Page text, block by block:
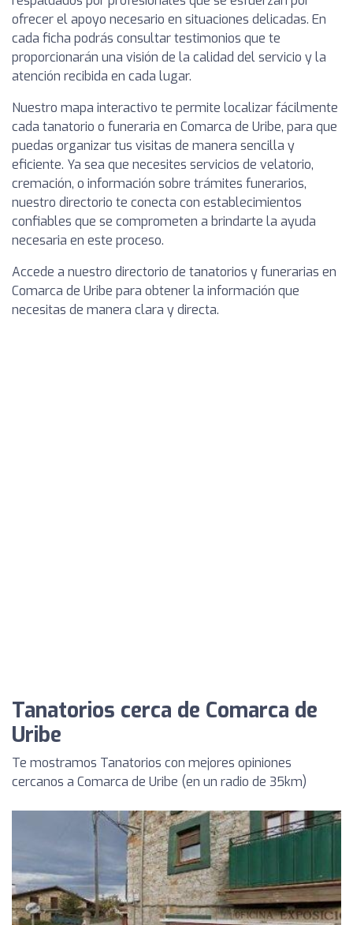
ofrecer el apoyo necesario en situaciones delicadas. En
cada ficha podrás consultar testimonios que te
proporcionarán una visión de la calidad del servicio y la
atención recibida en cada lugar.
Nuestro mapa interactivo te permite localizar fácilmente
cada tanatorio o funeraria en Comarca de Uribe, para que
puedas organizar tus visitas de manera sencilla y
eficiente. Ya sea que necesites servicios de velatorio,
cremación, o información sobre trámites funerarios,
nuestro directorio te conecta con establecimientos
confiables que se comprometen a brindarte la ayuda
necesaria en este proceso.
Accede a nuestro directorio de tanatorios y funerarias en
Comarca de Uribe para obtener la información que
necesitas de manera clara y directa.
Tanatorios cerca de Comarca de
Uribe
Te mostramos Tanatorios con mejores opiniones
cercanos a Comarca de Uribe (en un radio de 35km)